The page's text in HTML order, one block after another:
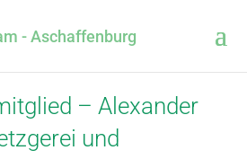
– Alexander
und